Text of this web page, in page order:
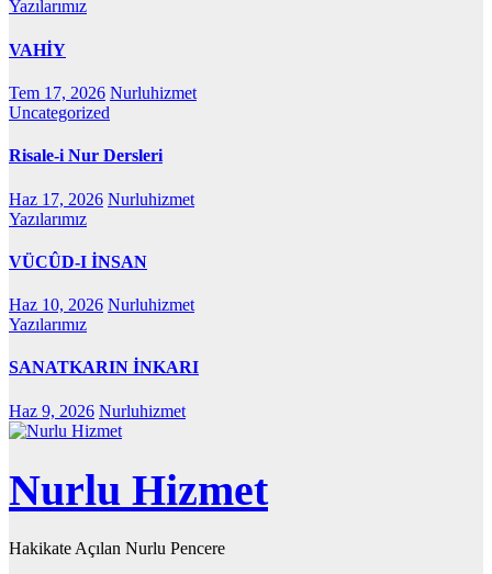
Yazılarımız
VAHİY
Tem 17, 2026 Nurluhizmet
Uncategorized
Risale-i Nur Dersleri
Haz 17, 2026 Nurluhizmet
Yazılarımız
VÜCÛD-I İNSAN
Haz 10, 2026 Nurluhizmet
Yazılarımız
SANATKARIN İNKARI
Haz 9, 2026 Nurluhizmet
Nurlu Hizmet
Hakikate Açılan Nurlu Pencere